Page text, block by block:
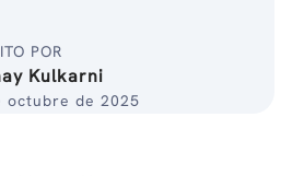
POR
Kulkarni
octubre de 2025